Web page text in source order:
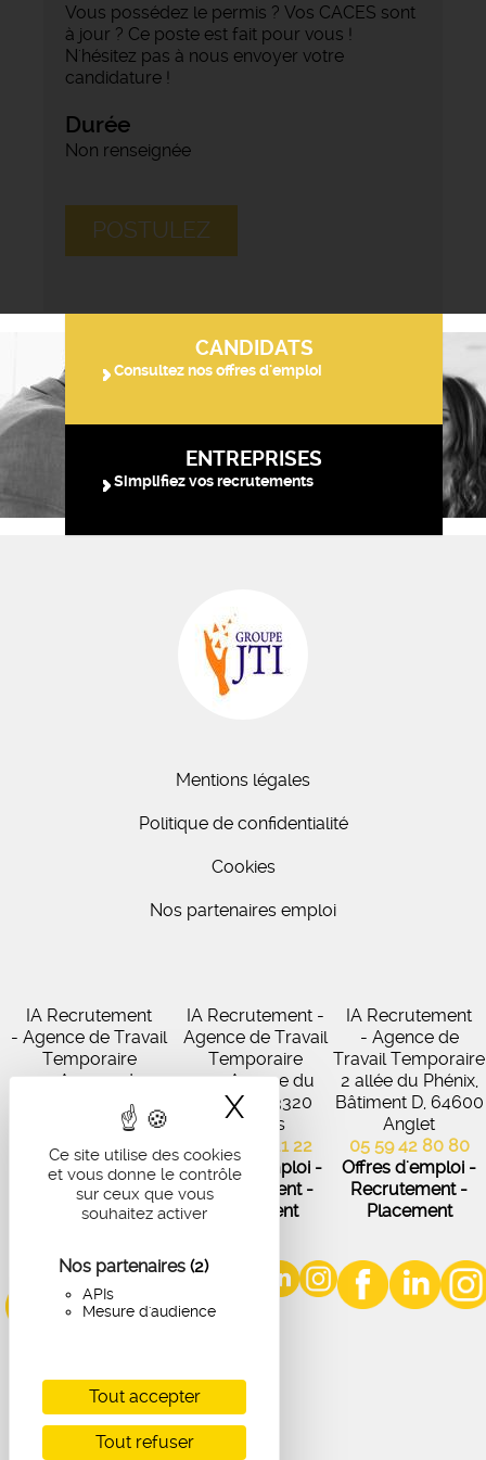
Ce site utilise des cookies
et vous donne le contrôle
sur ceux que vous
souhaitez activer
Nos partenaires (2)
APIs
Mesure d'audience
Tout accepter
Tout refuser
X Masquer le
Vous possédez le permis ? Vos CACES sont
à jour ? Ce poste est fait pour vous !
N'hésitez pas à nous envoyer votre
candidature !
Durée
Non renseignée
POSTULEZ
CANDIDATS
Consultez nos offres d'emploi
ENTREPRISES
Simplifiez vos recrutements
Mentions légales
Politique de confidentialité
Cookies
Nos partenaires emploi
IA Recrutement
- Agence de Travail
Temporaire
27 Avenue de
Virecourt, 33370
Artigues-près-
Bordeaux
05 56 67 48 57
Offres d'emploi -
Recrutement -
IA Recrutement -
Agence de Travail
Temporaire
102 Avenue du
Médoc, 33320
Eysines
05 56 45 21 22
Offres d'emploi -
Recrutement -
Placement
IA Recrutement
- Agence de
Travail Temporaire
2 allée du Phénix,
Bâtiment D, 64600
Anglet
05 59 42 80 80
Offres d'emploi -
Recrutement -
Placement